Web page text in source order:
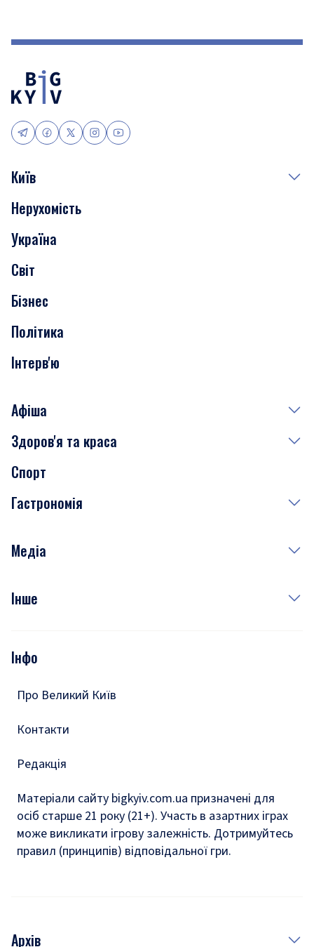
Київ
Події
Скандали
Нерухомість
Транспорт
Нерухомість
Україна
Світ
Бізнес
Політика
Інтерв'ю
Афіша
Сьогодні
Завтра
Субота
Здоров'я та краса
Медицина
Краса
Спорт
Гастрономія
Рецепти
Медіа
Фото
Подкасти
Інше
Тести
Інфо
Про Великий Київ
Контакти
Редакція
Матеріали сайту bigkyiv.com.ua призначені для
осіб старше 21 року (21+). Участь в азартних іграх
може викликати ігрову залежність. Дотримуйтесь
правил (принципів) відповідальної гри.
Архів